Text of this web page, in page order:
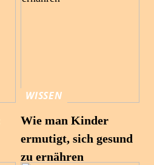
WISSEN
Wie man Kinder
ermutigt, sich gesund
zu ernähren